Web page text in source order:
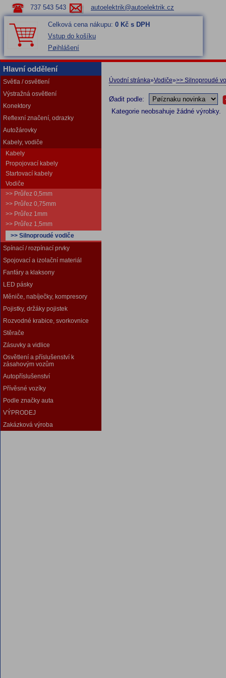
737 543 543 autoelektrik@autoelektrik.cz
Celková cena nákupu: 0 Kč s DPH
Vstup do košíku
Pøihlášení
Hlavní oddělení
Světla / osvětlení
Výstražná osvětlení
Konektory
Reflexní značení, odrazky
Autožárovky
Kabely, vodiče
Kabely
Propojovací kabely
Startovací kabely
Vodiče
>> Průřez 0,5mm
>> Průřez 0,75mm
>> Průřez 1mm
>> Průřez 1,5mm
>> Silnoproudé vodiče
Spínací / rozpínací prvky
Spojovací a izolační materiál
Fanfáry a klaksony
LED pásky
Měniče, nabíječky, kompresory
Pojistky, držáky pojistek
Rozvodné krabice, svorkovnice
Stěrače
Zásuvky a vidlice
Osvětlení a příslušenství k
zásahovým vozům
Autopříslušenství
Přívěsné vozíky
Podle značky auta
VÝPRODEJ
Zakázková výroba
Úvodní stránka»Vodiče»>> Silnoproudé
Øadit podle:
Kategorie neobsahuje žádné výrobky.